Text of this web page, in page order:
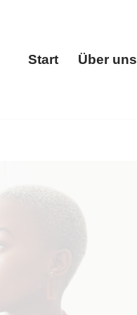
Start Über uns